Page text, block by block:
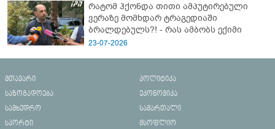
რატომ ჰქონდა თითი ამპუტირებული
ვერაზე მომხდარ ტრაგედიაში
ბრალდებულს?! - რას ამბობს ექიმი
23-07-2026
მთავარი
პოლიტიკა
საზოგადოება
ეკონომიკა
სამხედრო
სამართალი
სპორტი
მსოფლიო